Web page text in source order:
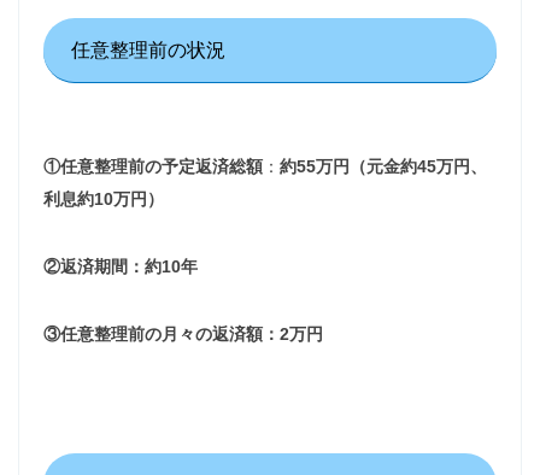
任意整理前の状況
①任意整理前の予定返済総額 ： 約55万円（元金約45万円、
利息約10万円）
②返済期間：約10年
③任意整理前の月々の返済額：2万円